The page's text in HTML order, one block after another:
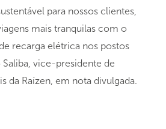
para nossos clientes,
mais tranquilas com o
recarga elétrica nos postos
Saliba, vice-presidente de
da Raízen, em nota divulgada.